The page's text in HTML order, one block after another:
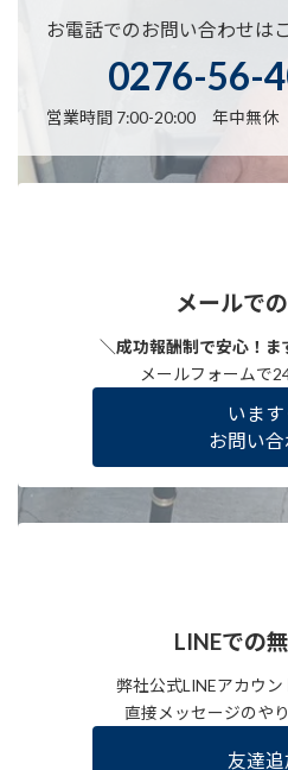
お電話でのお問い合わせは
0276-56-
営業時間 7:00-20:00 年中無休
メールで
＼成功報酬制で安心！
メールフォームで
います
お問い
LINEでの
弊社公式LINEアカウ
直接メッセージのや
友達追